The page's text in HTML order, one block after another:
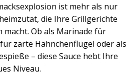
ist mehr als nur
die Ihre Grillgerichte
Ob als Marinade für
zarte Hähnchenflügel oder als
– diese Sauce hebt Ihre
Niveau.